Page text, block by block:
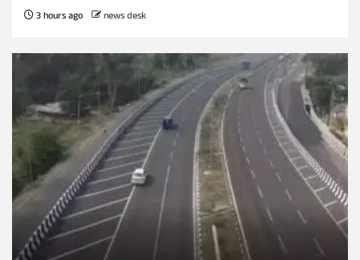
3 hours ago news desk